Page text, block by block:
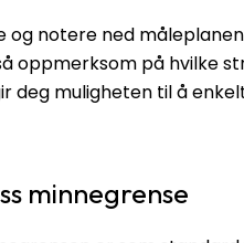
og notere ned
oppmerksom på hvilke
deg muligheten til å
minnegrense